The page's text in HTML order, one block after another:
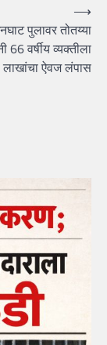
पुलावर तोतय्या
66 वर्षीय व्यक्तीला
ऐवज लंपास
⟶